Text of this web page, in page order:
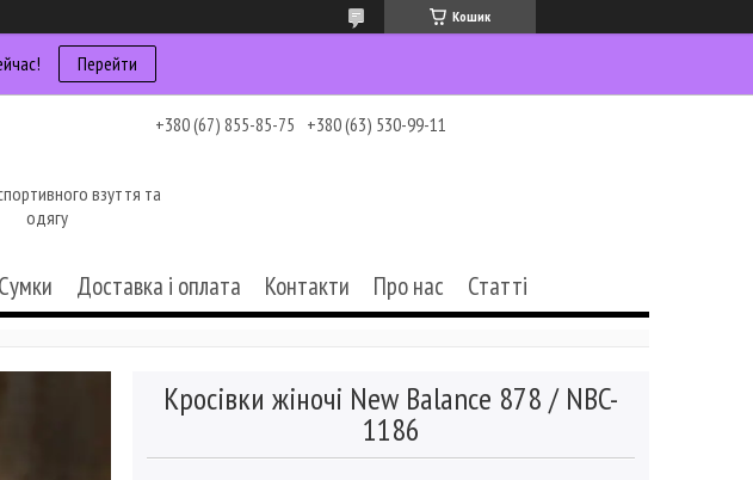
Кошик
Перейти
+380 (67) 855-85-75 +380 (63) 530-99-11
взуття та
одягу
Сумки Доставка і оплата Контакти Про нас Статті
Кросівки жіночі New Balance 878 / NBC-
1186